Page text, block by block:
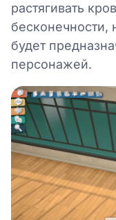
растягивать
бесконечности,
будет
персонажей.